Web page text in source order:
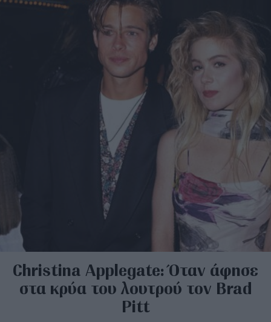
Christina Applegate: Όταν άφησε
στα κρύα του λουτρού τον Brad
Pitt